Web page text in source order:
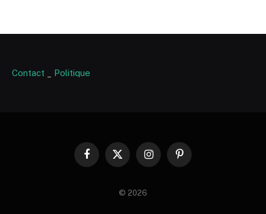
Contact Politique
Facebook
X
InstagramPinterest
© 2026